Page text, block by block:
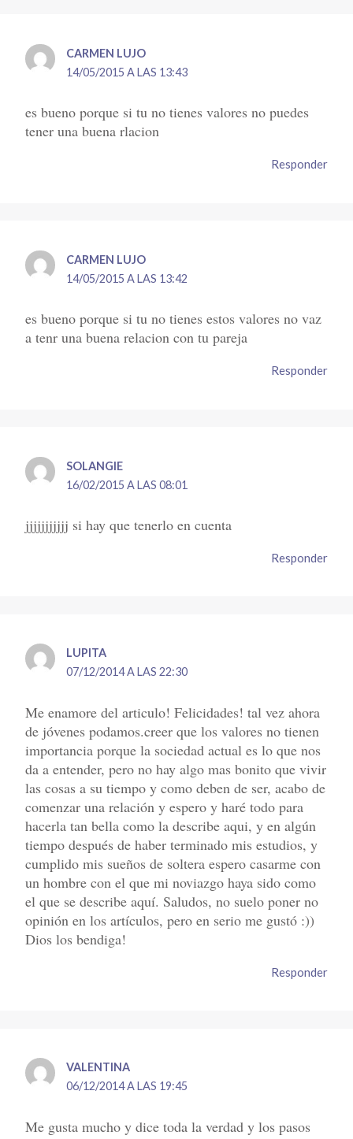
CARMEN LUJO
14/05/2015 A LAS 13:43
es bueno porque si tu no tienes valores no puedes
tener una buena rlacion
Responder
CARMEN LUJO
14/05/2015 A LAS 13:42
es bueno porque si tu no tienes estos valores no vaz
a tenr una buena relacion con tu pareja
Responder
SOLANGIE
16/02/2015 A LAS 08:01
jjjjjjjjjjj si hay que tenerlo en cuenta
Responder
LUPITA
07/12/2014 A LAS 22:30
Me enamore del articulo! Felicidades! tal vez ahora
de jóvenes podamos.creer que los valores no tienen
importancia porque la sociedad actual es lo que nos
da a entender, pero no hay algo mas bonito que vivir
las cosas a su tiempo y como deben de ser, acabo de
comenzar una relación y espero y haré todo para
hacerla tan bella como la describe aqui, y en algún
tiempo después de haber terminado mis estudios, y
cumplido mis sueños de soltera espero casarme con
un hombre con el que mi noviazgo haya sido como
el que se describe aquí. Saludos, no suelo poner no
opinión en los artículos, pero en serio me gustó :))
Dios los bendiga!
Responder
VALENTINA
06/12/2014 A LAS 19:45
Me gusta mucho y dice toda la verdad y los pasos